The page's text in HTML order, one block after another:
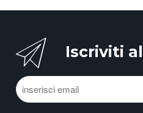
Iscriviti